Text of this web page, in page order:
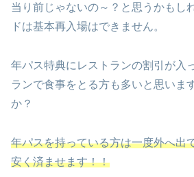
当り前じゃないの～？と思うかもし
ドは基本再入場はできません。
年パス特典にレストランの割引が入
ランで食事をとる方も多いと思いま
か？
年パスを持っている方は一度外へ出
安く済ませます！！